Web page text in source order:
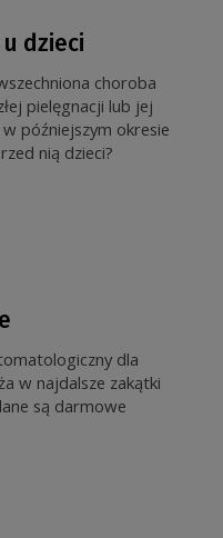
dzieci
choroba
pielęgnacji lub jej
późniejszym okresie
nią dzieci?
dla
w najdalsze zakątki
są darmowe